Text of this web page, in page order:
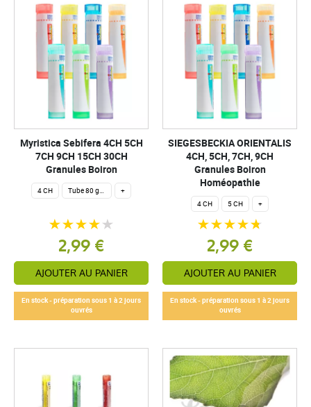
Myristica Sebifera 4CH 5CH
7CH 9CH 15CH 30CH
Granules Boiron
4 CH Tube 80 granules homéopathiques 4 g. +
2,99 €
AJOUTER AU PANIER
En stock - préparation sous 1 à 2 jours
ouvrés
SIEGESBECKIA ORIENTALIS
4CH, 5CH, 7CH, 9CH
Granules Boiron
Homéopathie
4 CH 5 CH +
2,99 €
AJOUTER AU PANIER
En stock - préparation sous 1 à 2 jours
ouvrés